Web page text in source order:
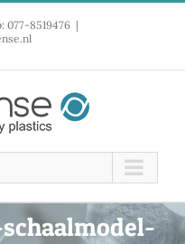
077-8519476 |